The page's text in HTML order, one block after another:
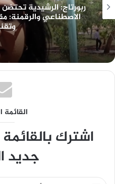
ربورتاج: الرشيدية
الاصطناعي والرقمنة:
القائمة
اشترك
جديد